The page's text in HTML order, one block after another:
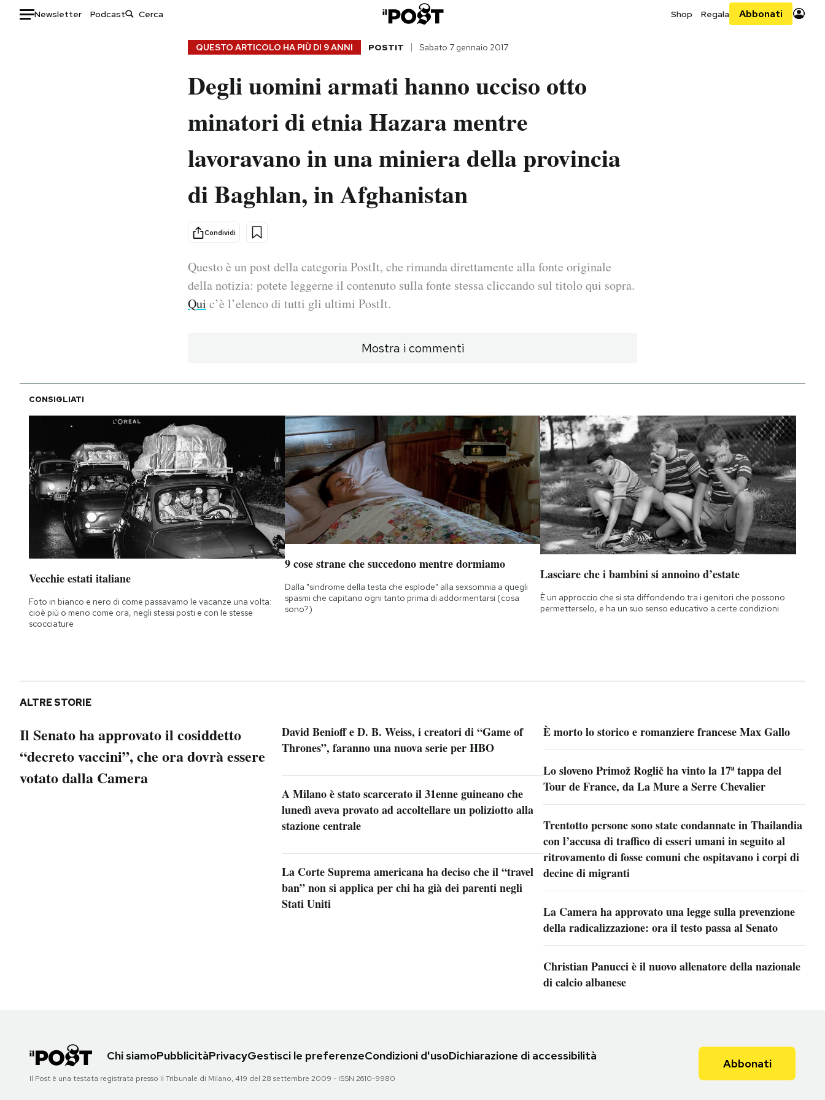
Newsletter Podcast Shop Regala Abbonati
Storie/Idee
Altrecose
Mondiali calcio 2026
I MIEI PREFERITI
CALENDARIO
AREA PERSONALE
Area Personale
Newsletter
Notifiche mobile
Regala il Post
Esci
QUESTO ARTICOLO HA PIÙ DI 9 ANNI POSTIT Sabato 7 gennaio 2017
Degli uomini armati hanno ucciso otto
minatori di etnia Hazara mentre
lavoravano in una miniera della provincia
di Baghlan, in Afghanistan
Condividi
Questo è un post della categoria PostIt, che rimanda direttamente alla fonte originale
della notizia: potete leggerne il contenuto sulla fonte stessa cliccando sul titolo qui sopra.
Qui c’è l’elenco di tutti gli ultimi PostIt.
Mostra i commenti
CONSIGLIATI
Vecchie estati italiane
Foto in bianco e nero di come passavamo le vacanze una volta:
cioè più o meno come ora, negli stessi posti e con le stesse
scocciature
9 cose strane che succedono mentre dormiamo
Dalla "sindrome della testa che esplode" alla sexsomnia a quegli
spasmi che capitano ogni tanto prima di addormentarsi (cosa
sono?)
Lasciare che i bambini si annoino d’estate
È un approccio che si sta diffondendo tra i genitori che possono
permetterselo, e ha un suo senso educativo a certe condizioni
ALTRE STORIE
Il Senato ha approvato il cosiddetto
“decreto vaccini”, che ora dovrà essere
votato dalla Camera
David Benioff e D. B. Weiss, i creatori di “Game of
Thrones”, faranno una nuova serie per HBO
A Milano è stato scarcerato il 31enne guineano che
lunedì aveva provato ad accoltellare un poliziotto alla
stazione centrale
La Corte Suprema americana ha deciso che il “travel
ban” non si applica per chi ha già dei parenti negli
Stati Uniti
È morto lo storico e romanziere francese Max Gallo
Lo sloveno Primož Roglič ha vinto la 17ª tappa del
Tour de France, da La Mure a Serre Chevalier
Trentotto persone sono state condannate in Thailandia
con l’accusa di traffico di esseri umani in seguito al
ritrovamento di fosse comuni che ospitavano i corpi di
decine di migranti
La Camera ha approvato una legge sulla prevenzione
della radicalizzazione: ora il testo passa al Senato
Christian Panucci è il nuovo allenatore della nazionale
di calcio albanese
Chi siamoPubblicitàPrivacyGestisci le preferenzeCondizioni d'usoDichiarazione di accessibilità
Il Post è una testata registrata presso il Tribunale di Milano, 419 del 28 settembre 2009 - ISSN 2610-9980
Abbonati